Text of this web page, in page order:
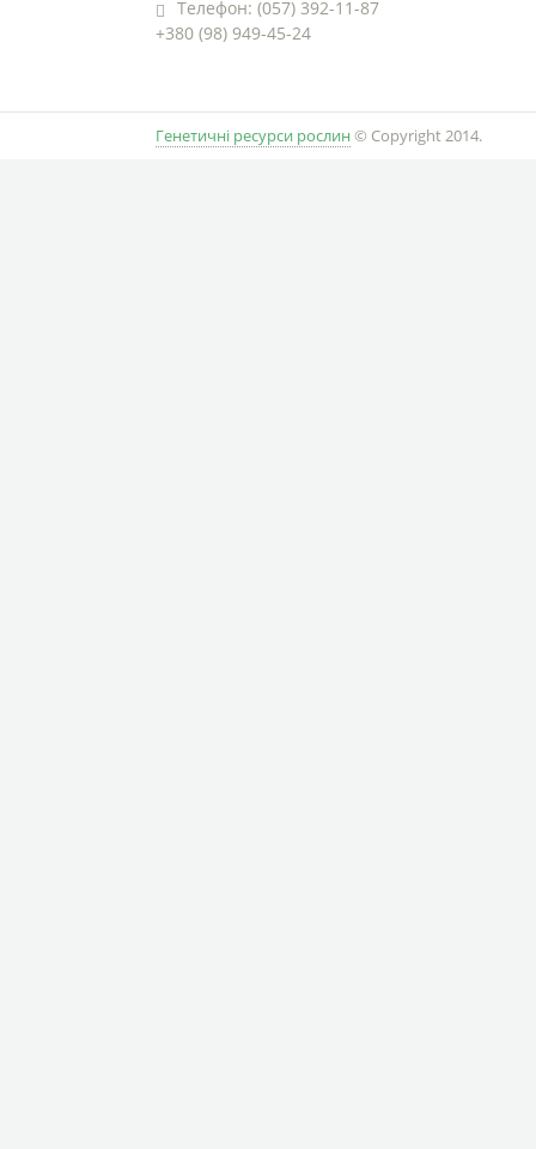
Телефон: (057) 392-11-87
+380 (98) 949-45-24
Генетичні ресурси рослин © Copyright 2014.